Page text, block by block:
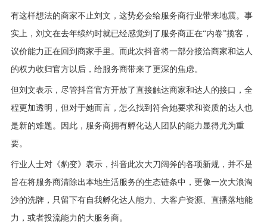
有这样想法的商家不止刘文，这势必会给服务商行业带来地震。事
实上，刘文在去年续约时就已经感觉到了服务商正在“内卷”揽客，
议价能力正在回到商家手里。而此次抖音将一部分接洽商家和达人
的权力收归官方以后，给服务商带来了更深的焦虑。
但刘文表示，尽管抖音官方开放了直接触达商家和达人的接口，全
程更加透明，但对于她而言，怎么找到符合她要求和资质的达人也
是新的难题。因此，服务商拥有孵化达人团队的能力显得尤为重
要。
行业人士对《豹变》表示，抖音此次大刀阔斧的各项新规，并不是
旨在将服务商清除出本地生活服务的生态链条中，更像一次大浪淘
沙的洗牌，只留下有自我孵化达人能力、大客户资源、直播落地能
力，或者投流能力的大服务商。